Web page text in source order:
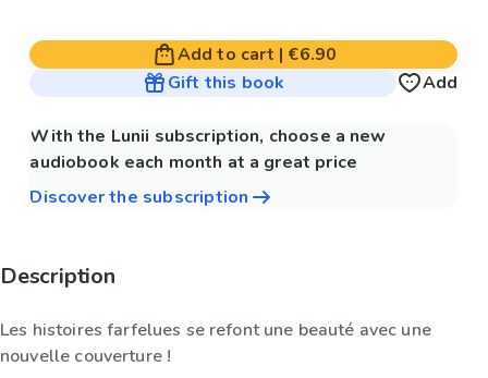
Add to cart | €6.90
Gift this book
Add
With the Lunii subscription, choose a new
audiobook each month at a great price
Discover the subscription
Description
Les histoires farfelues se refont une beauté avec une
nouvelle couverture !